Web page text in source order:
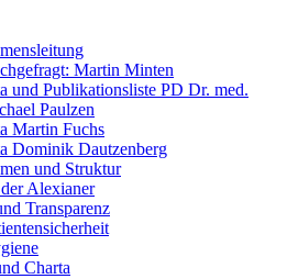
Martin Minten
und Publikationsliste PD Dr. med.
Paulzen
Martin Fuchs
Dominik Dautzenberg
und Struktur
Alexianer
Transparenz
Charta